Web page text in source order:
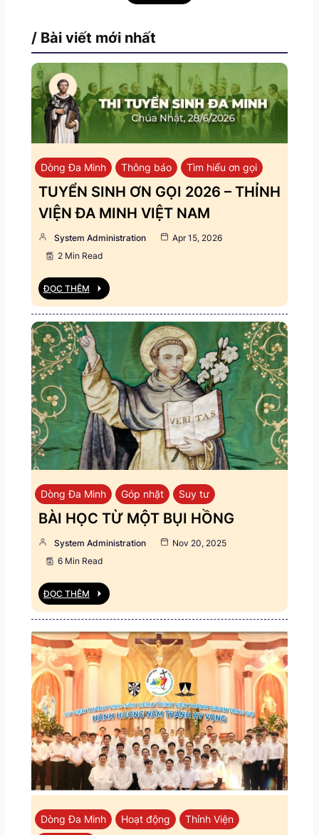
/ Bài viết mới nhất
Dòng Đa Minh Thông báo Tìm hiểu ơn gọi
TUYỂN SINH ƠN GỌI 2026 – THỈNH
VIỆN ĐA MINH VIỆT NAM
System Administration
Apr 15, 2026
2 Min Read
ĐỌC THÊM
Dòng Đa Minh Góp nhặt Suy tư
BÀI HỌC TỪ MỘT BỤI HỒNG
System Administration
Nov 20, 2025
6 Min Read
ĐỌC THÊM
Dòng Đa Minh Hoạt động
Thỉnh Viện